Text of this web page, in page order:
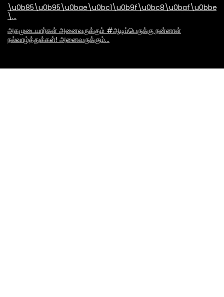
\…
அகமுடையார்கள் அனைவருக்கும் #ஆடிப்பெருக்கு நன்னாள்
நல்வாழ்த்துக்கள்! அனைவருக்கும்…